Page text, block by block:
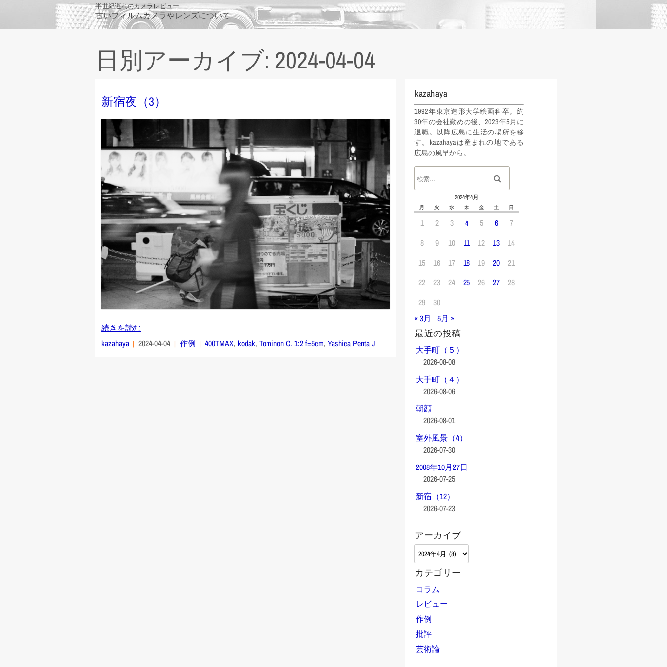
content
半世紀遅れのカメラレビュー
古いフィルムカメラやレンズについて
日別アーカイブ: 2024-04-04
新宿夜（3）
続きを読む
kazahaya
2024-04-04 作例 400TMAX, kodak,Tominon C. 1:2 f=5cm,Yashica Penta J
kazahaya
1992年東京造形大学絵画科卒。約
30年の会社勤めの後、2023年5月に
退職。以降広島に生活の場所を移
す。kazahayaは産まれの地である
広島の風早から。
2024年4月
月 火 水 木 金 土 日
1 2 3 4 5 6
7
8
9 10 11 12 13
14
15
16 17 18 19 20
21
22
23 24 25 26 27
28
29
30
« 3月
5月 »
最近の投稿
大手町（５）
2026-08-08
大手町（４）
2026-08-06
朝顔
2026-08-01
室外風景（4）
2026-07-30
2008年10月27日
2026-07-25
新宿（12）
2026-07-23
アーカイブ
ア
ー
カ
イ
カテゴリー
コラム
レビュー
作例
批評
芸術論